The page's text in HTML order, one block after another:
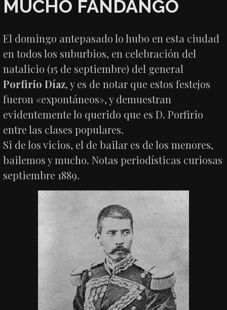
MUCHO FANDANGO
El domingo antepasado lo hubo en esta ciudad
en todos los suburbios, en celebración del
natalicio (15 de septiembre) del general
Porfirio Díaz, y es de notar que estos festejos
fueron «expontáneos», y demuestran
evidentemente lo querido que es D. Porfirio
entre las clases populares.
Si de los vicios, el de bailar es de los menores,
bailemos y mucho. Notas periodísticas curiosas
septiembre 1889.